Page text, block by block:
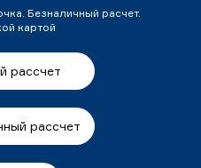
Безналичный расчет.
картой
рассчет
рассчет